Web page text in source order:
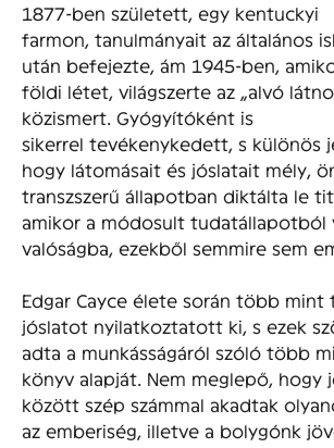
1877-ben született, egy kentuckyi
farmon, tanulmányait az általános
után befejezte, ám 1945-ben,
földi létet, világszerte az „alvó
közismert. Gyógyítóként is
sikerrel tevékenykedett, s különös
hogy látomásait és jóslatait mély,
transzszerű állapotban diktálta le
amikor a módosult tudatállapotból
valóságba, ezekből semmire sem
Edgar Cayce élete során több mint
jóslatot nyilatkoztatott ki, s ezek
adta a munkásságáról szóló több
könyv alapját. Nem meglepő, hogy
között szép számmal akadtak
az emberiség, illetve a bolygónk